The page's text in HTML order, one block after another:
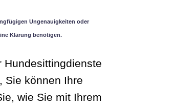
Ungenauigkeiten oder
Klärung benötigen.
Hundesittingdienste
Sie können Ihre
wie Sie mit Ihrem